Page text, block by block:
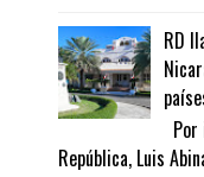
RD
República, Luis